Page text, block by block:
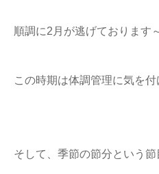
順調に2月が逃げております
この時期は体調管理に気を付
そして、季節の節分という節